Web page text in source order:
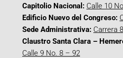
Capitolio Nacional: Calle 10
Edificio Nuevo del Congreso:
Sede Administrativa: Carrera
Claustro Santa Clara –
Calle 9 No. 8 – 92